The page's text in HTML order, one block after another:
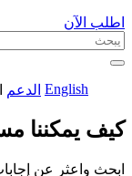
اطلب الآن
English الدعم
كيف يمكننا
ابحث واعثر عن